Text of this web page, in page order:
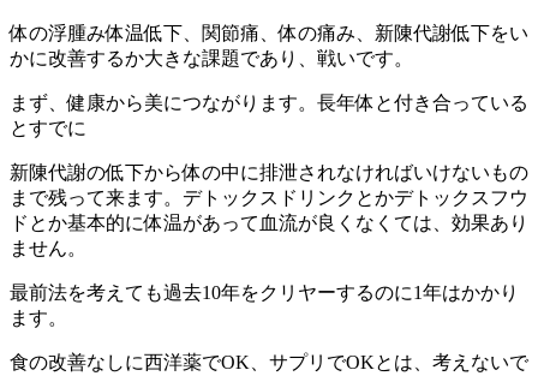
体の浮腫み体温低下、関節痛、体の痛み、新陳代謝低下をい
かに改善するか大きな課題であり、戦いです。
まず、健康から美につながります。長年体と付き合っている
とすでに
新陳代謝の低下から体の中に排泄されなければいけないもの
まで残って来ます。デトックスドリンクとかデトックスフウ
ドとか基本的に体温があって血流が良くなくては、効果あり
ません。
最前法を考えても過去10年をクリヤーするのに1年はかかり
ます。
食の改善なしに西洋薬でOK、サプリでOKとは、考えないで